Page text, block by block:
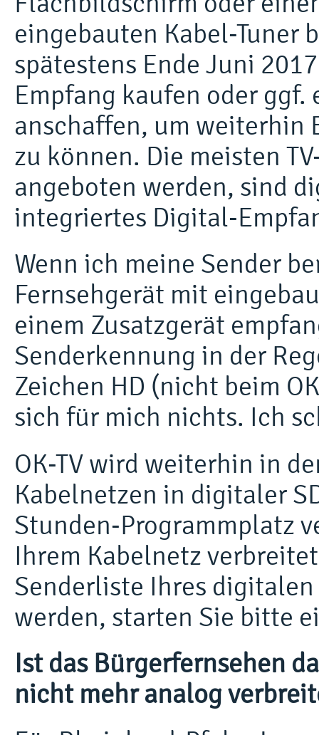
eingebauten Kabel-Tuner
spätestens Ende Juni
Empfang kaufen oder ggf.
anschaffen, um weiterhin
zu können. Die meisten
angeboten werden, sind
integriertes Digital-
Wenn ich meine Sender
Fernsehgerät mit
einem Zusatzgerät
Senderkennung in der
Zeichen HD (nicht beim
sich für mich nichts. Ich
OK-TV wird weiterhin in
Kabelnetzen in digitaler
Stunden-Programmplatz
Ihrem Kabelnetz
Senderliste Ihres
werden, starten Sie bitte
Ist das Bürgerfernsehen
nicht mehr analog